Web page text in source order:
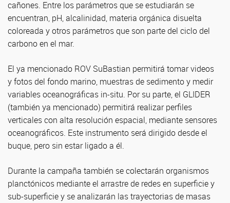
cañones. Entre los parámetros que se estudiarán se
encuentran, pH, alcalinidad, materia orgánica disuelta
coloreada y otros parámetros que son parte del ciclo del
carbono en el mar.
El ya mencionado ROV SuBastian permitirá tomar videos
y fotos del fondo marino, muestras de sedimento y medir
variables oceanográficas in-situ. Por su parte, el GLIDER
(también ya mencionado) permitirá realizar perfiles
verticales con alta resolución espacial, mediante sensores
oceanográficos. Este instrumento será dirigido desde el
buque, pero sin estar ligado a él.
Durante la campaña también se colectarán organismos
planctónicos mediante el arrastre de redes en superficie y
sub-superficie y se analizarán las trayectorias de masas